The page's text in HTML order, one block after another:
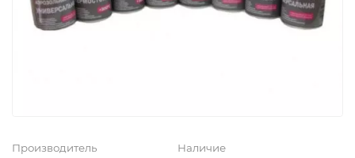
Производитель Наличие